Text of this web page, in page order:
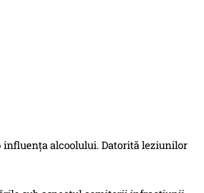
influenţa alcoolului. Datorită leziunilor